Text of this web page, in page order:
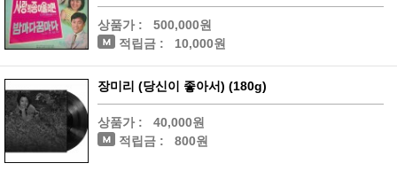
상품가 :
500,000원
적립금 :
10,000원
장미리 (당신이 좋아서) (180g)
상품가 :
40,000원
적립금 :
800원